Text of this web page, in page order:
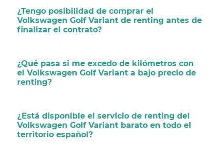
¿Tengo posibilidad de comprar el
Volkswagen Golf Variant de renting antes de
finalizar el contrato?
¿Qué pasa si me excedo de kilómetros con
el Volkswagen Golf Variant a bajo precio de
renting?
¿Está disponible el servicio de renting del
Volkswagen Golf Variant barato en todo el
territorio español?